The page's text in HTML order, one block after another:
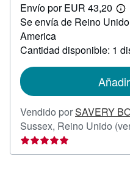
20,73
Envío por EUR 43,20
Más
Se envía de Reino
America
Cantidad disponible: 1
Vendido porSAVERY
Sussex, Reino Unido